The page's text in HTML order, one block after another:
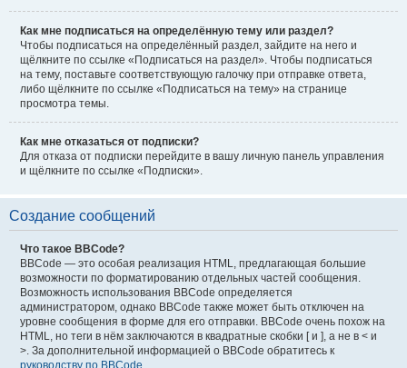
Как мне подписаться на определённую тему или раздел?
Чтобы подписаться на определённый раздел, зайдите на него и
щёлкните по ссылке «Подписаться на раздел». Чтобы подписаться
на тему, поставьте соответствующую галочку при отправке ответа,
либо щёлкните по ссылке «Подписаться на тему» на странице
просмотра темы.
Как мне отказаться от подписки?
Для отказа от подписки перейдите в вашу личную панель управления
и щёлкните по ссылке «Подписки».
Создание сообщений
Что такое BBCode?
BBCode — это особая реализация HTML, предлагающая большие
возможности по форматированию отдельных частей сообщения.
Возможность использования BBCode определяется
администратором, однако BBCode также может быть отключен на
уровне сообщения в форме для его отправки. BBCode очень похож на
HTML, но теги в нём заключаются в квадратные скобки [ и ], а не в < и
>. За дополнительной информацией о BBCode обратитесь к
руководству по BBCode.